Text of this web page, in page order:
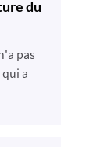
du
pas
a